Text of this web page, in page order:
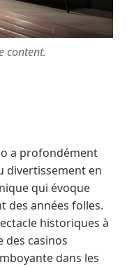
content.
a profondément
divertissement en
qui évoque
des années folles.
historiques à
des casinos
dans les